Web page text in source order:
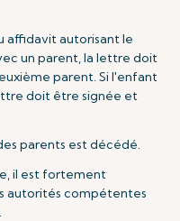
affidavit autorisant le
un parent, la lettre doit
parent. Si l'enfant
doit être signée et
parents est décédé.
il est fortement
autorités compétentes